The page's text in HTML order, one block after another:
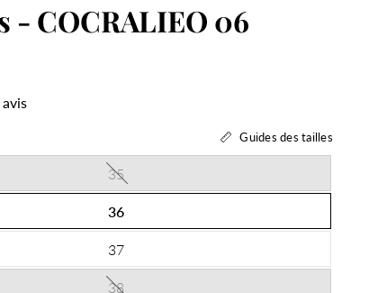
- COCRALIEO 06
avis
Guides des tailles
35
36
37
38